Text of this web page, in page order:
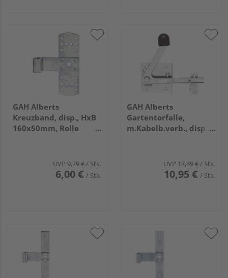
GAH Alberts
Kreuzband, disp., HxB
160x50mm, Rolle
UVP 9,29 €/ Stk.
6,00 € / Stk.
GAH Alberts
Gartentorfalle,
m.Kabelb.verb., disp.,
UVP 17,49 €/ Stk.
10,95 € / Stk.